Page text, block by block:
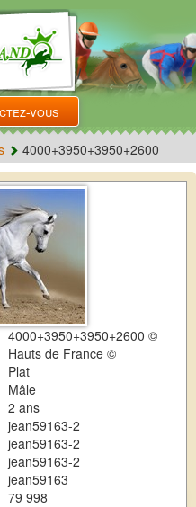
vous
4000+3950+3950+2600
4000+3950+3950+2600 ©
Hauts de France ©
Plat
Mâle
2 ans
jean59163-2
jean59163-2
jean59163-2
jean59163
79 998